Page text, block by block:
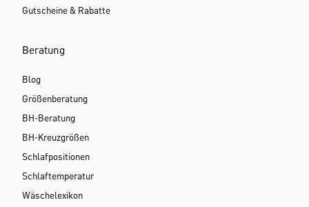
Gutscheine & Rabatte
Beratung
Blog
Größenberatung
BH-Beratung
BH-Kreuzgrößen
Schlafpositionen
Schlaftemperatur
Wäschelexikon